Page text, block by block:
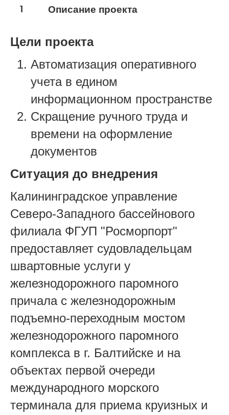
Транспорт и логистика
1 Описание проекта
Цели проекта
Автоматизация оперативного
учета в едином
информационном пространстве
Скращение ручного труда и
времени на оформление
документов
Ситуация до внедрения
Калининградское управление
Северо-Западного бассейнового
филиала ФГУП "Росморпорт"
предоставляет судовладельцам
швартовные услуги у
железнодорожного паромного
причала с железнодорожным
подъемно-переходным мостом
железнодорожного паромного
комплекса в г. Балтийске и на
объектах первой очереди
международного морского
терминала для приема круизных и